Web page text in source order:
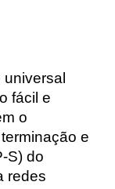
fácil e
o
e
S) do
redes